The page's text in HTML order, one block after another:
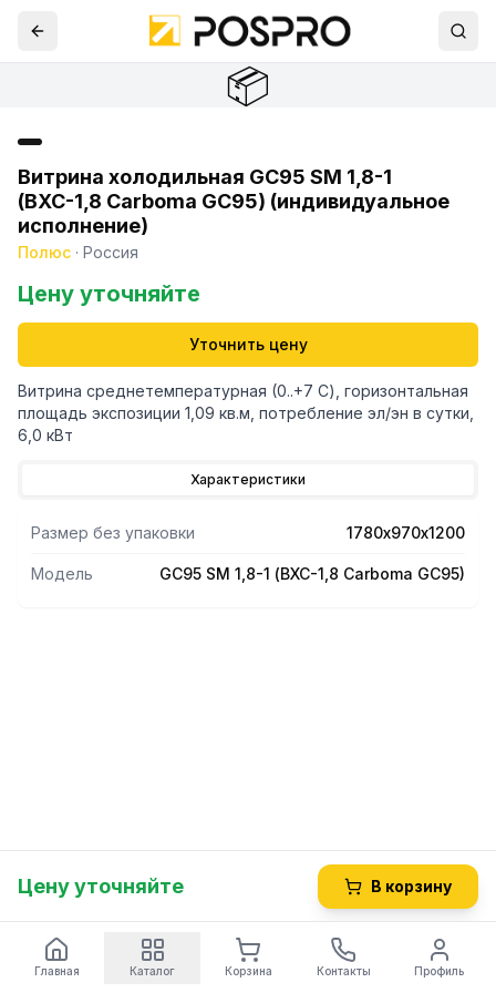
📦
Витрина холодильная GC95 SM 1,8-1
(ВХС-1,8 Carboma GC95) (индивидуальное
исполнение)
Полюс · Россия
Цену уточняйте
Уточнить цену
Витрина среднетемпературная (0..+7 С), горизонтальная
площадь экспозиции 1,09 кв.м, потребление эл/эн в сутки,
6,0 кВт
Характеристики
Размер без упаковки 1780х970х1200
Модель GC95 SM 1,8-1 (ВХС-1,8 Carboma GC95)
Цену уточняйте В корзину
Главная Каталог Корзина Контакты Профиль